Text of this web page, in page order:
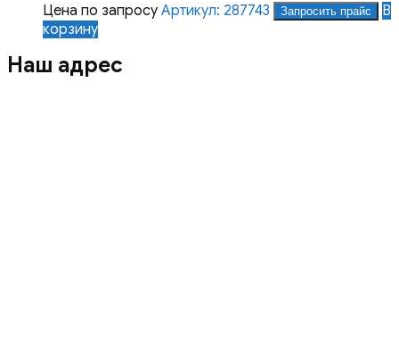
Цена по запросу Артикул: 287743 Запросить прайс
В
корзину
Наш адрес